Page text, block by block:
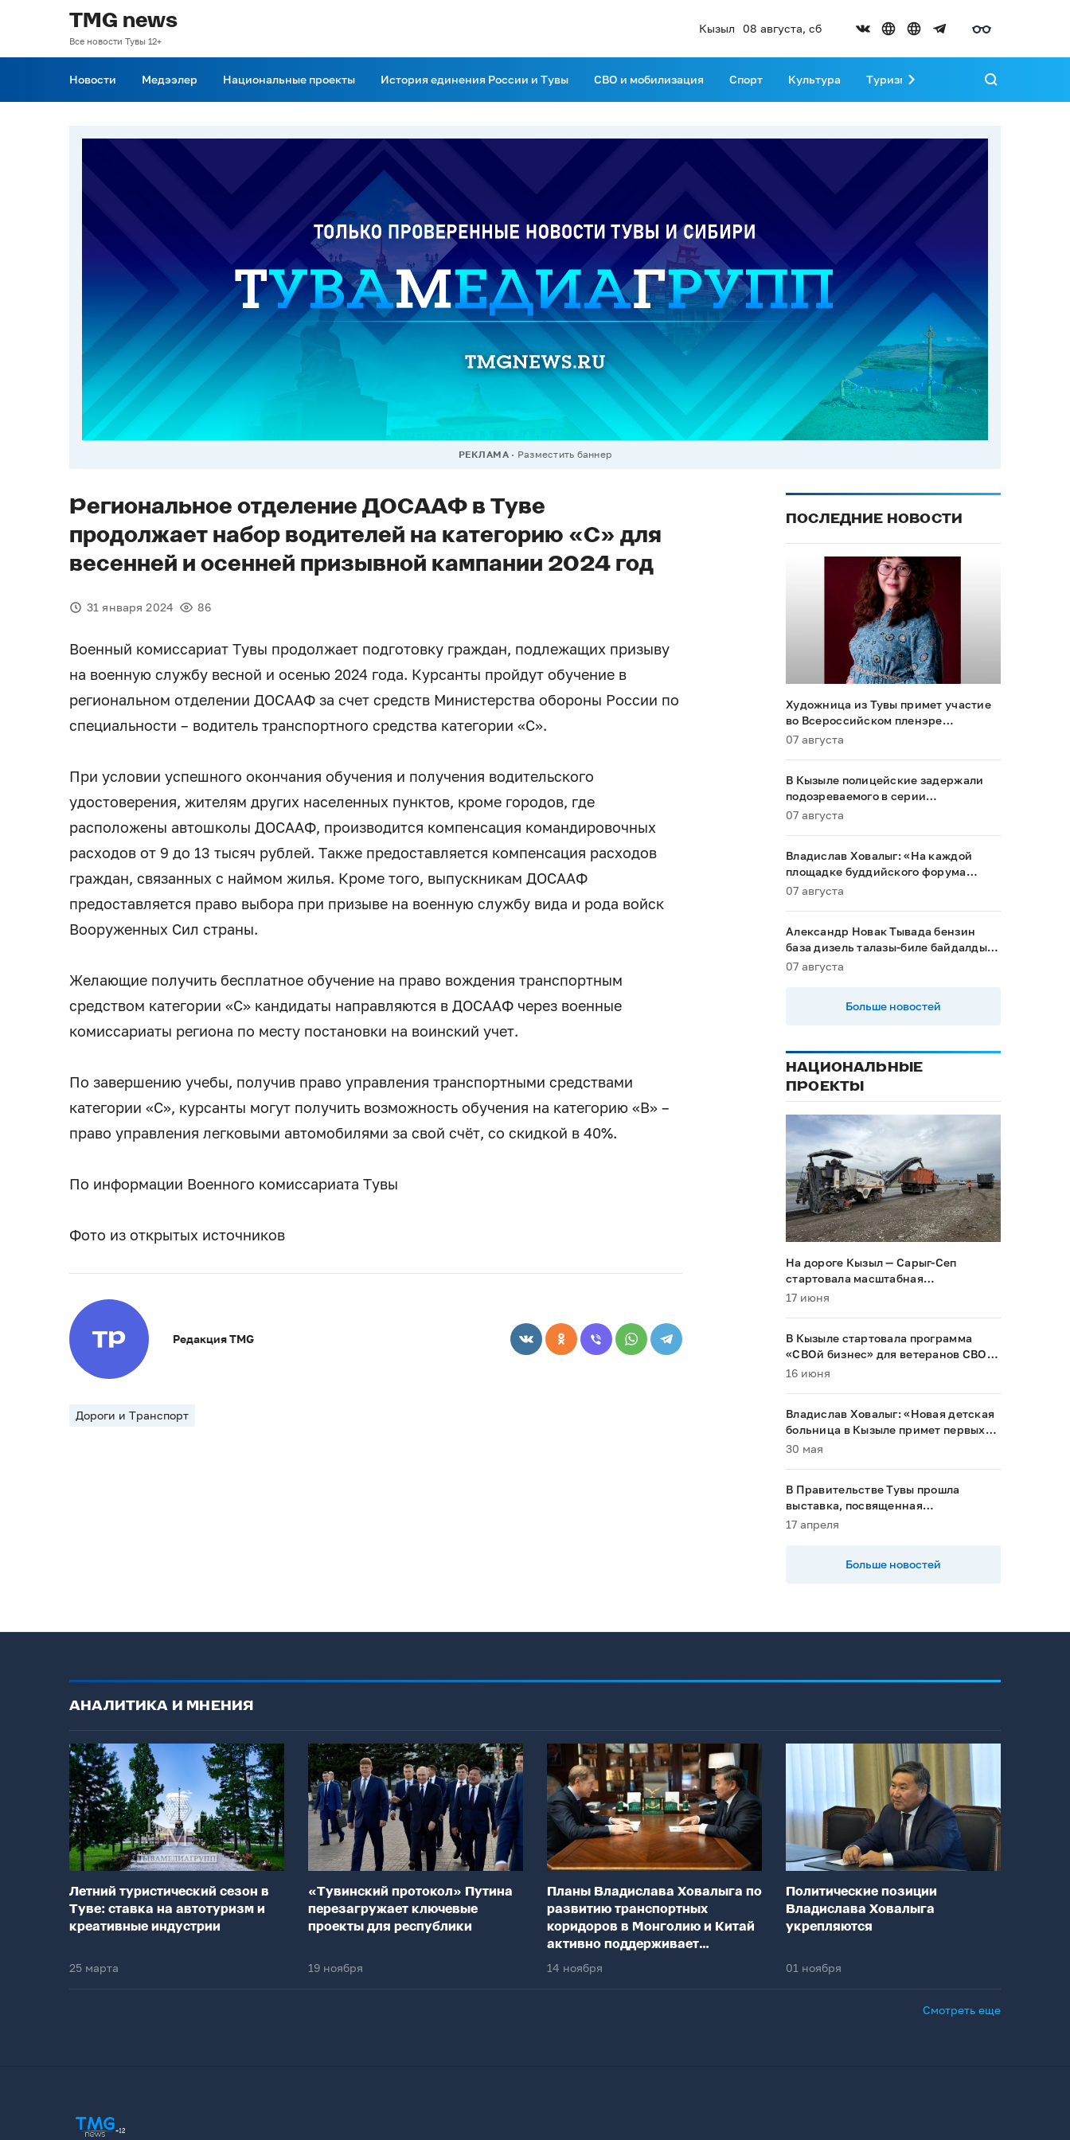
TMG news
Все новости Тувы 12+
Кызыл 08 августа, сб
Новости Медээлер Национальные проекты История единения России и Тувы СВО и мобилизация Спорт Культура Туризм Развитие Тувы
РЕКЛАМА Разместить баннер
Региональное отделение ДОСААФ в Туве
продолжает набор водителей на категорию «С» для
весенней и осенней призывной кампании 2024 год
31 января 2024 86
Военный комиссариат Тувы продолжает подготовку граждан, подлежащих призыву
на военную службу весной и осенью 2024 года. Курсанты пройдут обучение в
региональном отделении ДОСААФ за счет средств Министерства обороны России по
специальности – водитель транспортного средства категории «С».
При условии успешного окончания обучения и получения водительского
удостоверения, жителям других населенных пунктов, кроме городов, где
расположены автошколы ДОСААФ, производится компенсация командировочных
расходов от 9 до 13 тысяч рублей. Также предоставляется компенсация расходов
граждан, связанных с наймом жилья. Кроме того, выпускникам ДОСААФ
предоставляется право выбора при призыве на военную службу вида и рода войск
Вооруженных Сил страны.
Желающие получить бесплатное обучение на право вождения транспортным
средством категории «С» кандидаты направляются в ДОСААФ через военные
комиссариаты региона по месту постановки на воинский учет.
По завершению учебы, получив право управления транспортными средствами
категории «С», курсанты могут получить возможность обучения на категорию «В» –
право управления легковыми автомобилями за свой счёт, со скидкой в 40%.
По информации Военного комиссариата Тувы
Фото из открытых источников
Редакция TMG
Дороги и Транспорт
ПОСЛЕДНИЕ НОВОСТИ
Художница из Тувы примет участие
во Всероссийском пленэре
акварелистов в Ханты-Мансийске
07 августа
В Кызыле полицейские задержали
подозреваемого в серии
мошенничеств
07 августа
Владислав Ховалыг: «На каждой
площадке буддийского форума
будет обеспечен строгий контроль
07 августа
Александр Новак Тывада бензин
база дизель талазы-биле байдалды
хыналдада алган
07 августа
Больше новостей
НАЦИОНАЛЬНЫЕ
ПРОЕКТЫ
На дороге Кызыл — Сарыг-Сеп
стартовала масштабная
реконструкция
17 июня
В Кызыле стартовала программа
«СВОй бизнес» для ветеранов СВО и
их семей
16 июня
Владислав Ховалыг: «Новая детская
больница в Кызыле примет первых
пациентов в 2028 году»
30 мая
В Правительстве Тувы прошла
выставка, посвященная
национальным проектам
17 апреля
Больше новостей
АНАЛИТИКА И МНЕНИЯ
Летний туристический сезон в
Туве: ставка на автотуризм и
креативные индустрии
25 марта
«Тувинский протокол» Путина
перезагружает ключевые
проекты для республики
19 ноября
Планы Владислава Ховалыга по
развитию транспортных
коридоров в Монголию и Китай
активно поддерживает
федеральный центр
14 ноября
Политические позиции
Владислава Ховалыга
укрепляются
01 ноября
Смотреть еще